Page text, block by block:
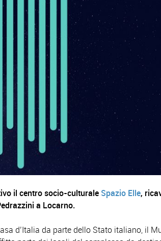
il centro socio-culturale Spazio Elle,
a Locarno.
d’Italia da parte dello Stato italiano, il